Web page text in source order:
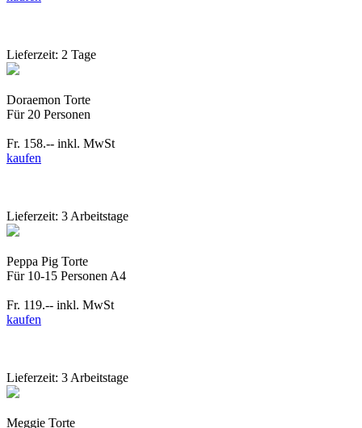
Lieferzeit: 2 Tage
Doraemon Torte
Für 20 Personen
Fr. 158.-- inkl. MwSt
kaufen
Lieferzeit: 3 Arbeitstage
Peppa Pig Torte
Für 10-15 Personen A4
Fr. 119.-- inkl. MwSt
kaufen
Lieferzeit: 3 Arbeitstage
Meggie Torte